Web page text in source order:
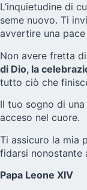
L’inquietudine di
seme nuovo. Ti
avvertire una
Non avere fretta
di Dio, la
tutto ciò che
Il tuo sogno di
acceso nel cuore.
Ti assicuro la mia
fidarsi nonostante
Papa Leone XIV